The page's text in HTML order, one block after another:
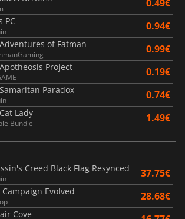
0.49€
PC 0.94€
of Fatman 0.99€
Project 0.19€
Paradox 0.74€
Lady
Bundle 1.49€
Creed Black Flag Resynced
37.75€
Campaign Evolved 28.68€
Cove